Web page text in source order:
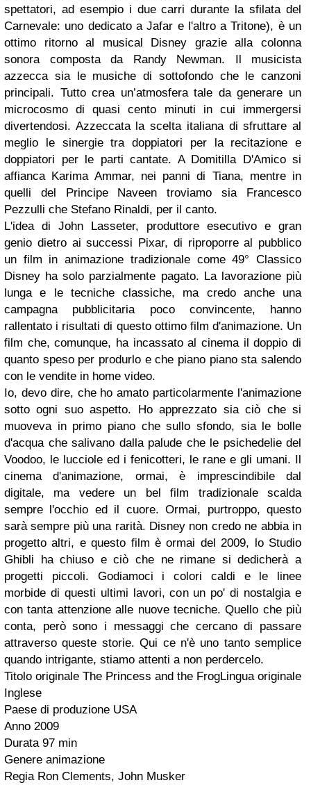
spettatori, ad esempio i due carri durante la sfilata del
Carnevale: uno dedicato a Jafar e l'altro a Tritone), è un
ottimo ritorno al musical Disney grazie alla colonna
sonora composta da Randy Newman. Il musicista
azzecca sia le musiche di sottofondo che le canzoni
principali. Tutto crea un’atmosfera tale da generare un
microcosmo di quasi cento minuti in cui immergersi
divertendosi. Azzeccata la scelta italiana di sfruttare al
meglio le sinergie tra doppiatori per la recitazione e
doppiatori per le parti cantate. A Domitilla D'Amico si
affianca Karima Ammar, nei panni di Tiana, mentre in
quelli del Principe Naveen troviamo sia Francesco
Pezzulli che Stefano Rinaldi, per il canto.
L'idea di John Lasseter, produttore esecutivo e gran
genio dietro ai successi Pixar, di riproporre al pubblico
un film in animazione tradizionale come 49° Classico
Disney ha solo parzialmente pagato. La lavorazione più
lunga e le tecniche classiche, ma credo anche una
campagna pubblicitaria poco convincente, hanno
rallentato i risultati di questo ottimo film d'animazione. Un
film che, comunque, ha incassato al cinema il doppio di
quanto speso per produrlo e che piano piano sta salendo
con le vendite in home video.
Io, devo dire, che ho amato particolarmente l'animazione
sotto ogni suo aspetto. Ho apprezzato sia ciò che si
muoveva in primo piano che sullo sfondo, sia le bolle
d'acqua che salivano dalla palude che le psichedelie del
Voodoo, le lucciole ed i fenicotteri, le rane e gli umani. Il
cinema d'animazione, ormai, è imprescindibile dal
digitale, ma vedere un bel film tradizionale scalda
sempre l'occhio ed il cuore. Ormai, purtroppo, questo
sarà sempre più una rarità. Disney non credo ne abbia in
progetto altri, e questo film è ormai del 2009, lo Studio
Ghibli ha chiuso e ciò che ne rimane si dedicherà a
progetti piccoli. Godiamoci i colori caldi e le linee
morbide di questi ultimi lavori, con un po' di nostalgia e
con tanta attenzione alle nuove tecniche. Quello che più
conta, però sono i messaggi che cercano di passare
attraverso queste storie. Qui ce n'è uno tanto semplice
quando intrigante, stiamo attenti a non perdercelo.
Titolo originale The Princess and the FrogLingua originale
Inglese
Paese di produzione USA
Anno 2009
Durata 97 min
Genere animazione
Regia Ron Clements, John Musker